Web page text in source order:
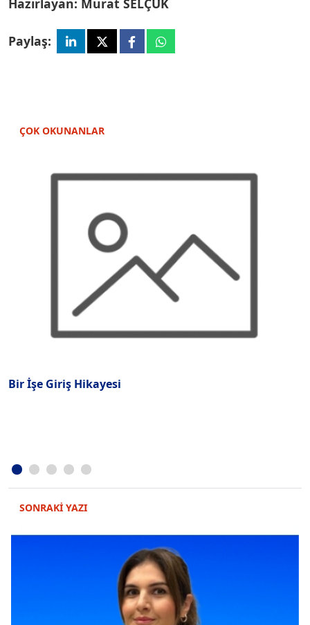
Hazırlayan: Murat SELÇUK
Paylaş:
ÇOK OKUNANLAR
Bir İşe Giriş Hikayesi
SONRAKİ YAZI